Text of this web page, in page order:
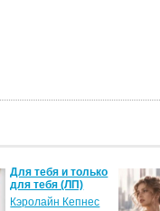
Для тебя и только
для тебя (ЛП)
Кэролайн Кепнес